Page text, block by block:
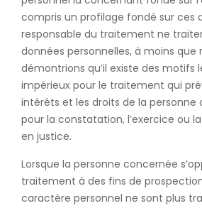
compris un profilage fondé sur ces
responsable du traitement ne
données personnelles, à moins que
démontrions qu’il existe des motifs
impérieux pour le traitement qui
intérêts et les droits de la personne
pour la constatation, l’exercice ou
en justice.
Lorsque la personne concernée
traitement à des fins de
caractère personnel ne sont plus